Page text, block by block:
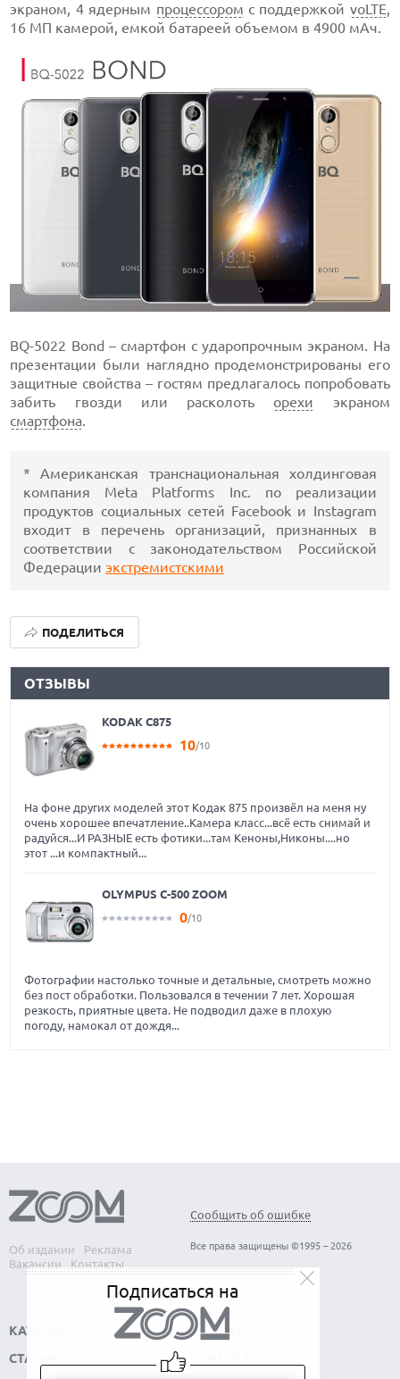
экраном, 4 ядерным процессором с поддержкой voLTE,
16 МП камерой, емкой батареей объемом в 4900 мАч.
BQ-5022 Bond – смартфон с ударопрочным экраном. На
презентации были наглядно продемонстрированы его
защитные свойства – гостям предлагалось попробовать
забить гвозди или расколоть орехи экраном
смартфона.
* Американская транснациональная холдинговая
компания Meta Platforms Inc. по реализации
продуктов социальных сетей Facebook и Instagram
входит в перечень организаций, признанных в
соответствии с законодательством Российской
Федерацииэкстремистскими
ПОДЕЛИТЬСЯ
ОТЗЫВЫ
KODAK C875
10/10
На фоне других моделей этот Кодак 875 произвёл на меня ну
очень хорошее впечатление..Камера класс...всё есть снимай и
радуйся...И РАЗНЫЕ есть фотики...там Кеноны,Никоны....но
этот ...и компактный...
OLYMPUS C-500 ZOOM
0/10
Фотографии настолько точные и детальные, смотреть можно
без пост обработки. Пользовался в течении 7 лет. Хорошая
резкость, приятные цвета. Не подводил даже в плохую
погоду, намокал от дождя...
Об издании
Реклама
Вакансии
Контакты
Сообщить об ошибке
Все права защищены ©1995 – 2026
КАТАЛОГ
СТАТЬИ
СОФТ
Подписаться на